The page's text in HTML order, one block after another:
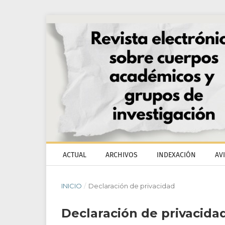
ACTUAL ARCHIVOS INDEXACIÓN
INICIO / Declaración de privacidad
Declaración de